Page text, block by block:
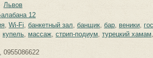
Львов
12
, Wi-Fi, банкетный зал, банщик, бар, веники,
купель, массаж, стрип-подиум, турецкий хамам,
0955086622